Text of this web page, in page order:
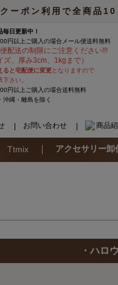
ーポン利用で全商品
毎日更新中！
円以上ご購入の場合 メール便送料無料
配送の制限にご注意ください!!!
ズ、厚み3cm、1kgまで）
ると宅配便に変更となりますので
さい。
円以上ご購入の場合送料無料
縄・離島を除く
お問い合わせ 商品
Ttmix アクセサリー卸
・ハロ